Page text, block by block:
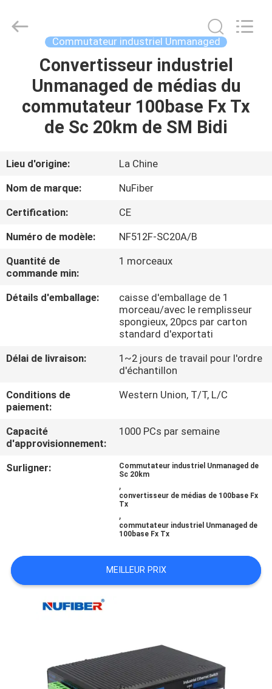
MAISON
PRODUITS
SUJET
DE
NOUS
VISITE
D'USINE
CONTRÔLE
NOUS
NOUVELLES
PLAN
DU
CONFIDENTIALITÉ
Co.,Ltd.
Commutateur industriel Unmanaged
Convertisseur industriel
Unmanaged de médias du
commutateur 100base Fx Tx
de Sc 20km de SM Bidi
Lieu d'origine:
La Chine
Nom de marque:
NuFiber
Certification:
CE
Numéro de modèle:
NF512F-SC20A/B
Quantité de
commande min:
1 morceaux
Détails d'emballage:
caisse d'emballage de 1
morceau/avec le remplisseur
spongieux, 20pcs par carton
standard d'exportati
Délai de livraison:
1~2 jours de travail pour l'ordre
d'échantillon
Conditions de
paiement:
Western Union, T/T, L/C
Capacité
d'approvisionnement:
1000 PCs par semaine
Surligner:
Commutateur industriel Unmanaged de
Sc 20km
,
convertisseur de médias de 100base Fx
Tx
,
commutateur industriel Unmanaged de
100base Fx Tx
MEILLEUR PRIX